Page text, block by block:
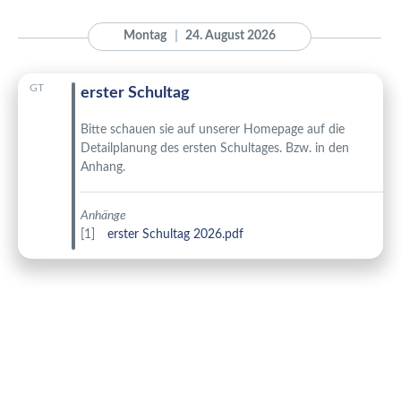
Montag 24. August 2026
GT erster Schultag
Bitte schauen sie auf unserer Homepage auf die
Detailplanung des ersten Schultages. Bzw. in den
Anhang.
Anhänge
erster Schultag 2026.pdf